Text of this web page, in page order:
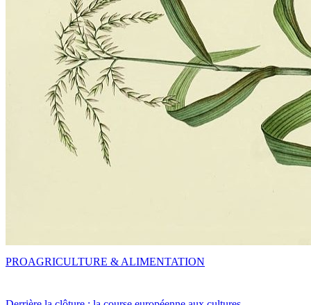
PROAGRICULTURE & ALIMENTATION